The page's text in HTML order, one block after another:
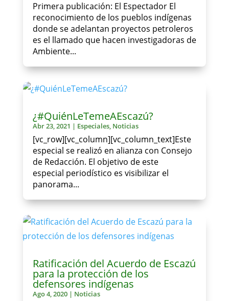
Primera publicación: El Espectador El
reconocimiento de los pueblos indígenas
donde se adelantan proyectos petroleros
es el llamado que hacen investigadoras de
Ambiente...
¿#QuiénLeTemeAEscazú?
Abr 23, 2021 | Especiales, Noticias
[vc_row][vc_column][vc_column_text]Este
especial se realizó en alianza con Consejo
de Redacción. El objetivo de este
especial periodístico es visibilizar el
panorama...
Ratificación del Acuerdo de Escazú
para la protección de los
defensores indígenas
Ago 4, 2020| Noticias